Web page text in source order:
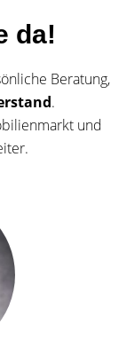
da!
Beratung,
.
und